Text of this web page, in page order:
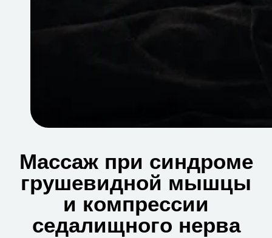
Массаж при синдроме
грушевидной мышцы
и компрессии
седалищного нерва